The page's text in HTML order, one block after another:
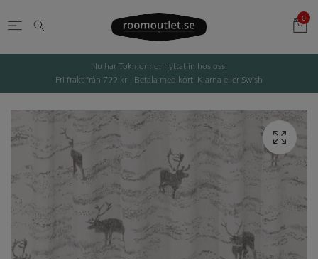
0
Nu har Tokmormor flyttat in hos oss!
Fri frakt från 799 kr - Betala med kort, Klarna eller Swish